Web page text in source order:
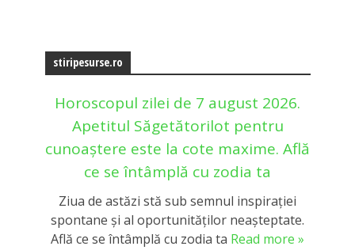
stiripesurse.ro
Horoscopul zilei de 7 august 2026.
Apetitul Săgetătorilot pentru
cunoaștere este la cote maxime. Află
ce se întâmplă cu zodia ta
Ziua de astăzi stă sub semnul inspirației
spontane și al oportunităților neașteptate.
Află ce se întâmplă cu zodia ta Read more »